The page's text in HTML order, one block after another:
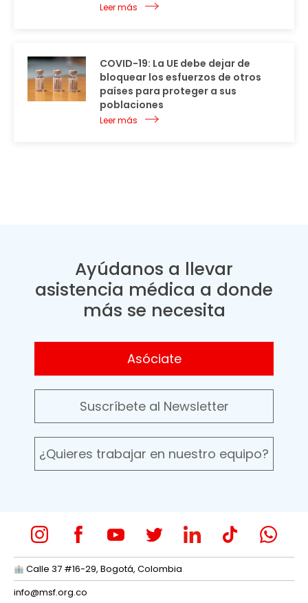
Leer más
COVID-19: La UE debe dejar de
bloquear los esfuerzos de otros
países para proteger a sus
poblaciones
Leer más
Ayúdanos a llevar
asistencia médica a donde
más se necesita
Asóciate
Suscríbete al Newsletter
¿Quieres trabajar en nuestro equipo?
Calle 37 #16-29, Bogotá, Colombia
info@msf.org.co